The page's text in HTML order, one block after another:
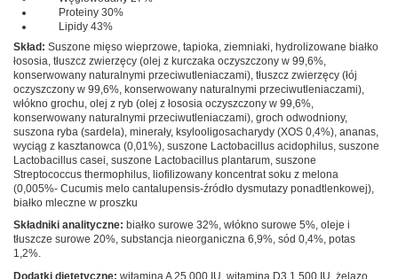
Proteiny 30%
Lipidy 43%
Skład: Suszone mięso wieprzowe, tapioka, ziemniaki, hydrolizowane białko
łososia, tłuszcz zwierzęcy (olej z kurczaka oczyszczony w 99,6%,
konserwowany naturalnymi przeciwutleniaczami), tłuszcz zwierzęcy (łój
oczyszczony w 99,6%, konserwowany naturalnymi przeciwutleniaczami),
włókno grochu, olej z ryb (olej z łososia oczyszczony w 99,6%,
konserwowany naturalnymi przeciwutleniaczami), groch odwodniony,
suszona ryba (sardela), minerały, ksylooligosacharydy (XOS 0,4%), ananas,
wyciąg z kasztanowca (0,01%), suszone Lactobacillus acidophilus, suszone
Lactobacillus casei, suszone Lactobacillus plantarum, suszone
Streptococcus thermophilus, liofilizowany koncentrat soku z melona
(0,005%- Cucumis melo cantalupensis-źródło dysmutazy ponadtlenkowej),
białko mleczne w proszku
Składniki analityczne: białko surowe 32%, włókno surowe 5%, oleje i
tłuszcze surowe 20%, substancja nieorganiczna 6,9%, sód 0,4%, potas
1,2%.
Dodatki dietetyczne: witamina A 25 000 IU, witamina D3 1 500 IU, żelazo